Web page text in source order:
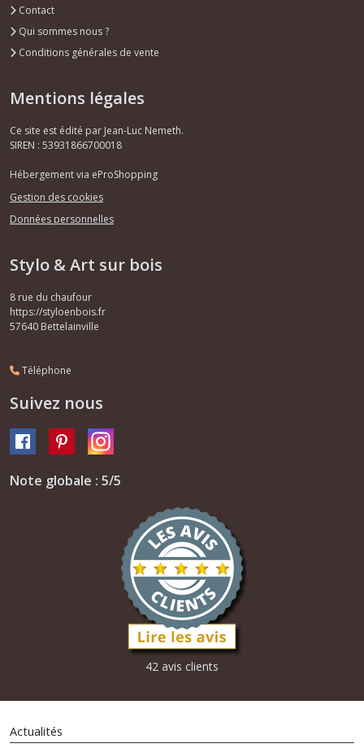
Contact
Qui sommes nous ?
Conditions générales de vente
Mentions légales
Ce site est édité par Jean-Luc Nemeth.
SIREN : 53931866700018
Hébergement via eProShopping
Gestion des cookies
Données personnelles
Stylo & Art sur bois
8 rue du chaufour
https://styloenbois.fr
57640 Bettelainville
Téléphone
Suivez nous
Note globale : 5/5
42 avis clients
Actualités